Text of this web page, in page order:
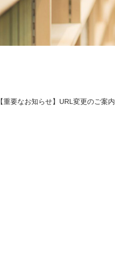
【重要なお知らせ】URL変更のご案内